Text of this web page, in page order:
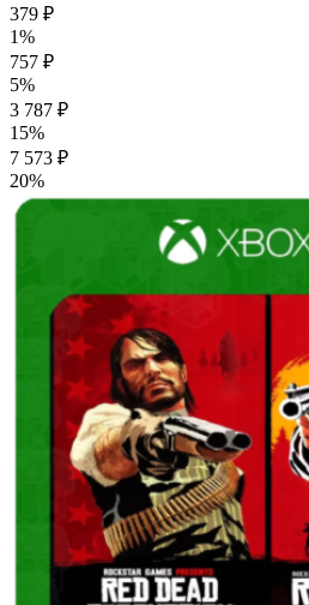
379 ₽
1%
757 ₽
5%
3 787 ₽
15%
7 573 ₽
20%